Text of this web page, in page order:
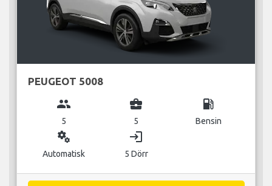
PEUGEOT 5008
group
5
business_center
5
local_gas_station
Bensin
miscellaneous_services
Automatisk
login
5 Dörr